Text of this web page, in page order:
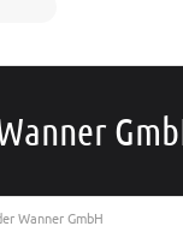
Wanner GmbH